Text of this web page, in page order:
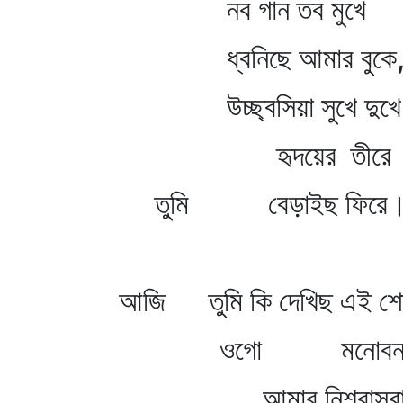
নব গান তব মুখে
ধ্বনিছে আমার বুকে,
উচ্ছ্বসিয়া সুখে দুখে
হৃদয়ের তীরে
তুমি বেড়াইছ ফিরে।
আজি তুমি কি দেখিছ এই
ওগো